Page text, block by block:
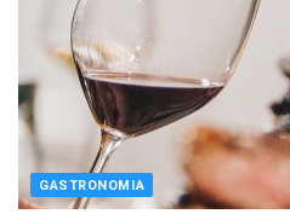
GASTRONOMIA